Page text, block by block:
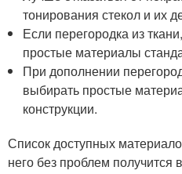
тонирования стекол и их
Если перегородка из
простые материалы
При дополнении
выбирать простые
конструкции.
Список доступных
него без проблем получится